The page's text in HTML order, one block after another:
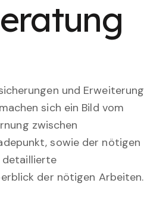
und Erweiterung
sich ein Bild vom
zwischen
sowie der nötigen
detaillierte
der nötigen Arbeiten.